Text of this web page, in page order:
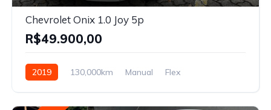
Chevrolet Onix 1.0 Joy 5p
R$49.900,00
2019 130,000km Manual Flex